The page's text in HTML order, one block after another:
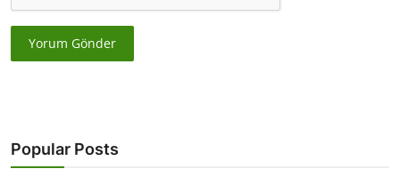
Yorum Gönder
Popular Posts